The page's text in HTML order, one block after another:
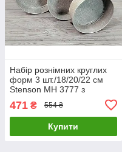
Набір рознімних круглих
форм 3 шт./18/20/22 см
Stenson MH 3777 з
471 ₴ 554 ₴
Купити